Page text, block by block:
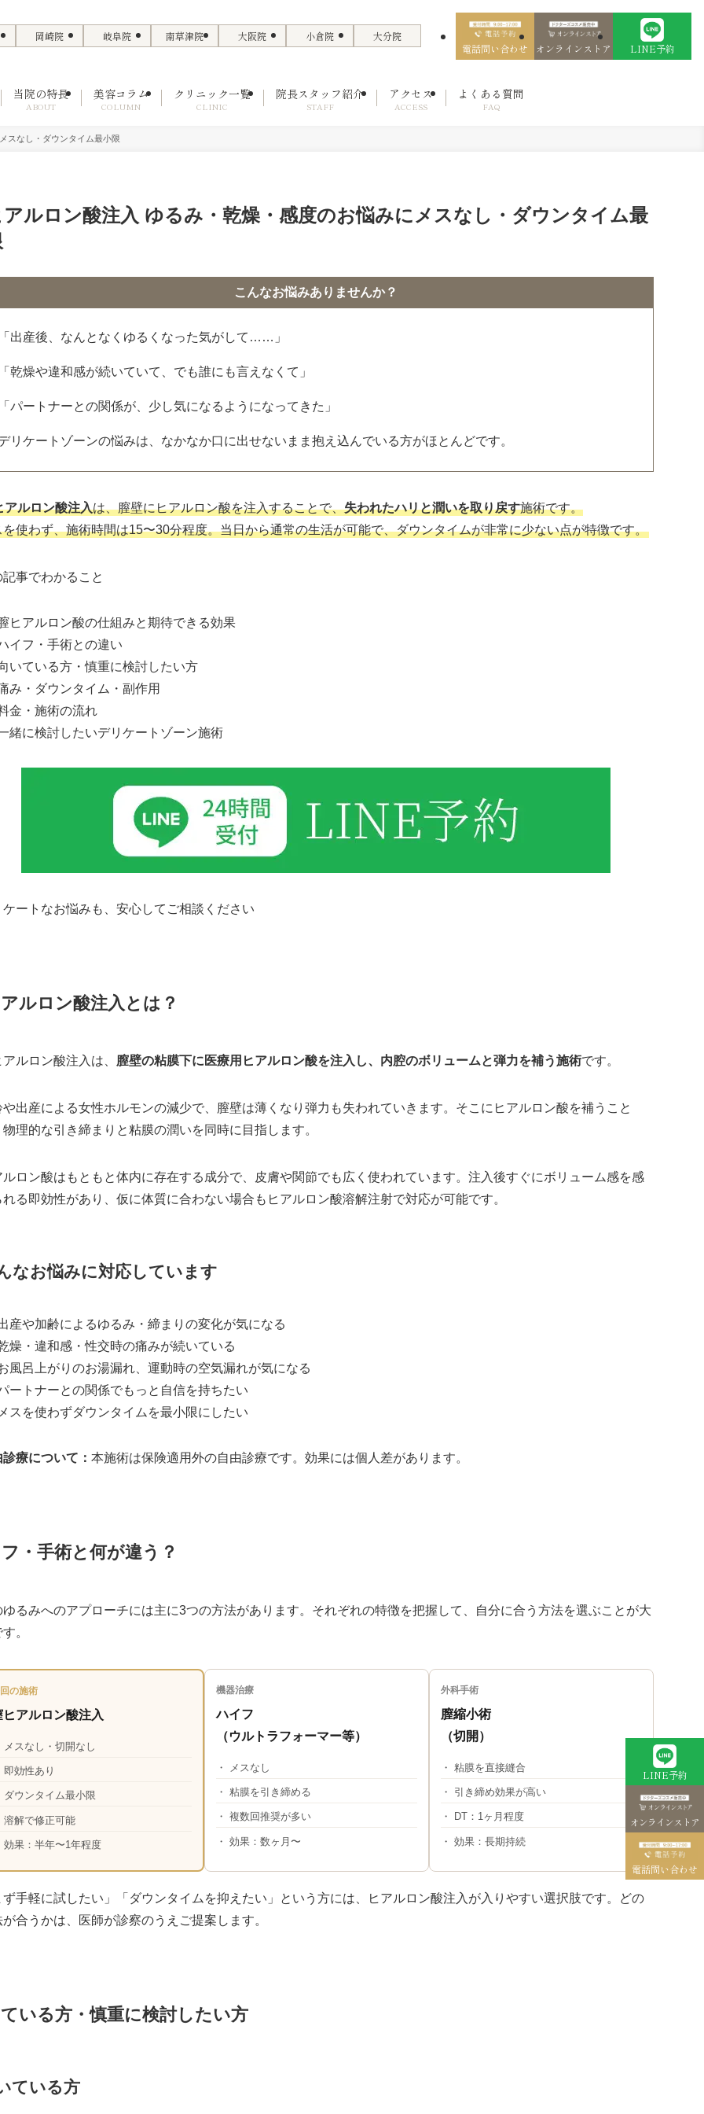
岡崎院 岐阜院 南草津院 大阪院 小倉院
大分院
電話問い合わせ
オンラインストア LINE予約
当院の特長
ABOUT
美容コラム
COLUMN
クリニック一覧
CLINIC
院長スタッフ紹介
STAFF
アクセス
ACCESS
よくある質問
FAQ
LINE予約
オンラインストア
電話問い合わせ
スなし・ダウンタイム最小限
ルロン酸注入 ゆるみ・乾燥・感度のお悩みにメスなし・ダウンタイム最
こんなお悩みありませんか？
出産後、なんとなくゆるくなった気がして……」
乾燥や違和感が続いていて、でも誰にも言えなくて」
パートナーとの関係が、少し気になるようになってきた」
リケートゾーンの悩みは、なかなか口に出せないまま抱え込んでいる方がほとんどです。
アルロン酸注入は、膣壁にヒアルロン酸を注入することで、失われたハリと潤いを取り戻す施術です。
を使わず、施術時間は15〜30分程度。当日から通常の生活が可能で、ダウンタイムが非常に少ない点が特徴です。
記事でわかること
ヒアルロン酸の仕組みと期待できる効果
イフ・手術との違い
いている方・慎重に検討したい方
み・ダウンタイム・副作用
金・施術の流れ
緒に検討したいデリケートゾーン施術
ケートなお悩みも、安心してご相談ください
ルロン酸注入とは？
ルロン酸注入は、 膣壁の粘膜下に医療用ヒアルロン酸を注入し、内腔のボリュームと弾力を補う施術です。
や出産による女性ホルモンの減少で、膣壁は薄くなり弾力も失われていきます。そこにヒアルロン酸を補うこと
物理的な引き締まりと粘膜の潤いを同時に目指します。
ルロン酸はもともと体内に存在する成分で、皮膚や関節でも広く使われています。注入後すぐにボリューム感を感
れる即効性があり、仮に体質に合わない場合もヒアルロン酸溶解注射で対応が可能です。
なお悩みに対応しています
産や加齢によるゆるみ・締まりの変化が気になる
燥・違和感・性交時の痛みが続いている
風呂上がりのお湯漏れ、運動時の空気漏れが気になる
ートナーとの関係でもっと自信を持ちたい
スを使わずダウンタイムを最小限にしたい
療について： 本施術は保険適用外の自由診療です。効果には個人差があります。
・手術と何が違う？
ゆるみへのアプローチには主に3つの方法があります。それぞれの特徴を把握して、自分に合う方法を選ぶことが大
。
の施術
ヒアルロン酸注入
スなし・切開なし
効性あり
ウンタイム最小限
解で修正可能
果：半年〜1年程度
機器治療
ハイフ
（ウルトラフォーマー等）
・ メスなし
・ 粘膜を引き締める
・ 複数回推奨が多い
・ 効果：数ヶ月〜
外科手術
膣縮小術
（切開）
・ 粘膜を直接縫合
・ 引き締め効果が高い
・ DT：1ヶ月程度
・ 効果：長期持続
ず手軽に試したい」「ダウンタイムを抑えたい」という方には、ヒアルロン酸注入が入りやすい選択肢です。どの
が合うかは、医師が診察のうえご提案します。
いる方・慎重に検討したい方
ている方